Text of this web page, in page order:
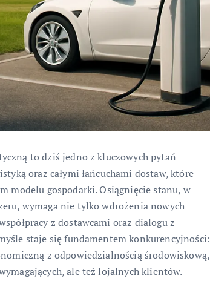
to dziś jedno z kluczowych pytań
oraz całymi łańcuchami dostaw, które
modelu gospodarki. Osiągnięcie stanu, w
wymaga nie tylko wdrożenia nowych
z dostawcami oraz dialogu z
staje się fundamentem konkurencyjności:
z odpowiedzialnością środowiskową,
ale też lojalnych klientów.